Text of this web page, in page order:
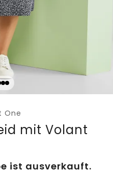
One
mit Volant
ist ausverkauft.